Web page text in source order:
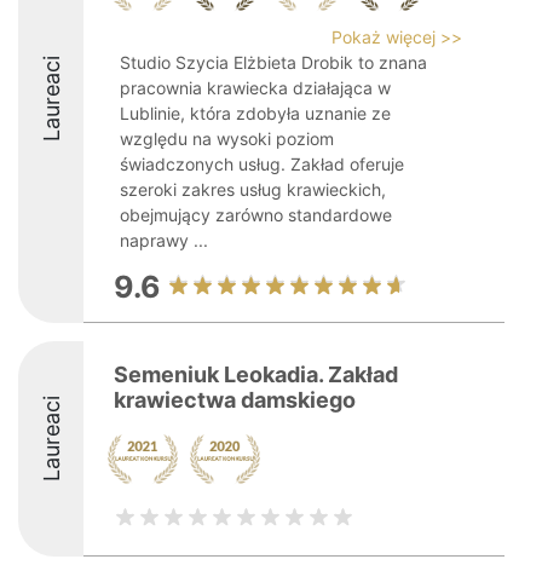
Laureaci
Pokaż więcej >>
Studio Szycia Elżbieta Drobik to znana
pracownia krawiecka działająca w
Lublinie, która zdobyła uznanie ze
względu na wysoki poziom
świadczonych usług. Zakład oferuje
szeroki zakres usług krawieckich,
obejmujący zarówno standardowe
naprawy ...
9.6
Laureaci
Semeniuk Leokadia. Zakład
krawiectwa damskiego